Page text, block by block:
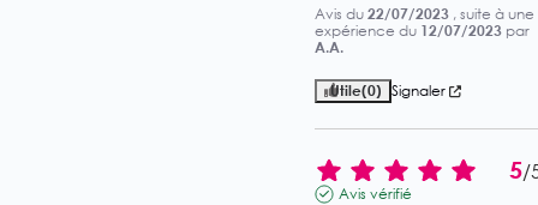
Avis du 22/07/2023 , suite à une
expérience du 12/07/2023 par
A.A.
Utile(0) Signaler
5/
Avis vérifié